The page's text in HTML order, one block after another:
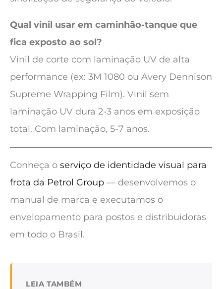
Qual vinil usar em caminhão-tanque que
fica exposto ao sol?
Vinil de corte com laminação UV de alta
performance (ex: 3M 1080 ou Avery Dennison
Supreme Wrapping Film). Vinil sem
laminação UV dura 2-3 anos em exposição
total. Com laminação, 5-7 anos.
Conheça o serviço de identidade visual para
frota da Petrol Group — desenvolvemos o
manual de marca e executamos o
envelopamento para postos e distribuidoras
em todo o Brasil.
LEIA TAMBÉM